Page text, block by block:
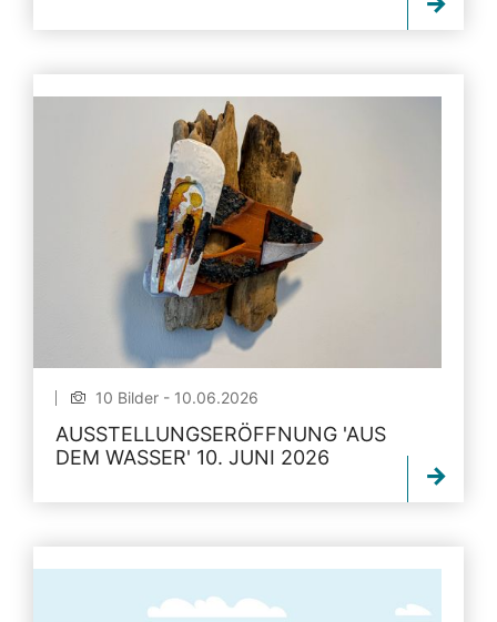
10 Bilder - 10.06.2026
AUSSTELLUNGSERÖFFNUNG 'AUS
DEM WASSER' 10. JUNI 2026